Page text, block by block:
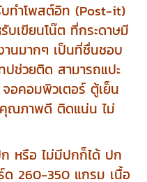
ทำโพสต์อิท (Post-it)
บเขียนโน๊ต ที่กระดาษมี
านมากๆ เป็นที่ชื่นชอบ
ปช่วยติด สามารถแปะ
อคอมพิวเตอร์ ตู้เย็น
คุณภาพดี ติดแน่น ไม่
หรือ ไม่มีปกก็ได้ ปก
260-350 แกรม เนื้อ